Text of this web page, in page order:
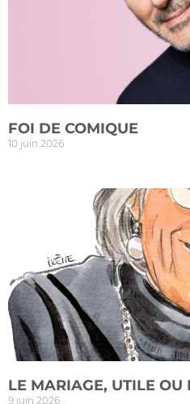
FOI DE COMIQUE
10 juin 2026
LE MARIAGE, UTILE OU
9 juin 2026